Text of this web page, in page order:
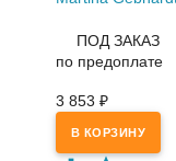
ПОД ЗАКАЗ
по предоплате
3 853 ₽